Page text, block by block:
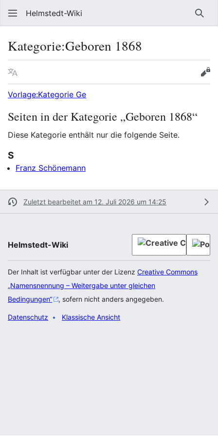
Helmstedt-Wiki
Kategorie:Geboren 1868
Sprache
Vorlage:Kategorie Ge
Seiten in der Kategorie „Geboren 1868“
Diese Kategorie enthält nur die folgende Seite.
S
Franz Schönemann
Zuletzt bearbeitet am 12. Juli 2026 um 14:25
Helmstedt-Wiki
Der Inhalt ist verfügbar unter der Lizenz Creative Commons
„Namensnennung – Weitergabe unter gleichen
Bedingungen“
, sofern nicht anders angegeben.
Datenschutz Klassische Ansicht